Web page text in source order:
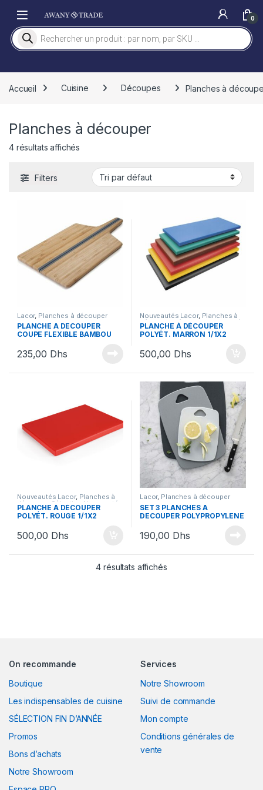
0
Recherche de produits
Accueil Cuisine Découpes Planches à
Planches à découper
4 résultats affichés
Filters
Lacor, Planches à découper
PLANCHE A DECOUPER
COUPE FLEXIBLE BAMBOU
235,00 Dhs
Nouveautés Lacor, Planches à
découper,Sélection Nouveautés
PLANCHE À DÉCOUPER
POLYÉT. MARRON 1/1X2
500,00 Dhs
Nouveautés Lacor, Planches à
découper,Sélection Nouveautés
PLANCHE À DÉCOUPER
POLYÉT. ROUGE 1/1X2
500,00 Dhs
Lacor, Planches à découper
SET 3 PLANCHES A
DECOUPER POLYPROPYLENE
190,00 Dhs
4 résultats affichés
On recommande
Boutique
Les indispensables de cuisine
SÉLECTION FIN D’ANNÉE
Promos
Bons d’achats
Notre Showroom
Services
Notre Showroom
Suivi de commande
Mon compte
Conditions générales de
vente